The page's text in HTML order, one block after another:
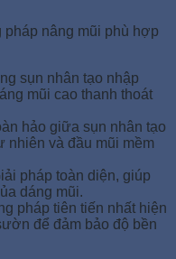
nâng mũi phù hợp
sụn nhân tạo nhập
mũi cao thanh thoát
hảo giữa sụn nhân tạo
nhiên và đầu mũi mềm
pháp toàn diện, giúp
dáng mũi.
pháp tiên tiến nhất hiện
để đảm bảo độ bền